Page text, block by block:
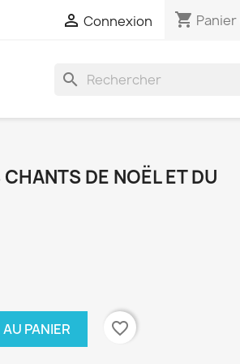
 Connexion shopping_cart Panier
search
DE NOËL ET DU
PANIER favorite_border